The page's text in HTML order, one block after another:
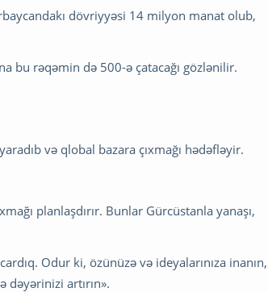
dövriyyəsi 14 milyon manat olub,
bu rəqəmin də 500-ə çatacağı gözlənilir.
və qlobal bazara çıxmağı hədəfləyir.
planlaşdırır. Bunlar Gürcüstanla yanaşı,
Odur ki, özünüzə və ideyalarınıza inanın,
artırın».